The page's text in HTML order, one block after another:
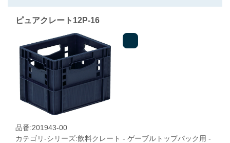
ピュアクレート12P-16
品番:201943-00
カテゴリ-シリーズ:飲料クレート - ゲーブルトップパック用 -